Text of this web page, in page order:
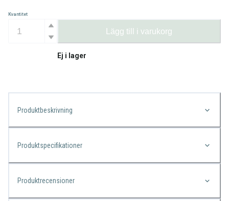
Kvantitet
Lägg till i varukorg
Ej i lager
Produktbeskrivning
Produktspecifikationer
Produktrecensioner